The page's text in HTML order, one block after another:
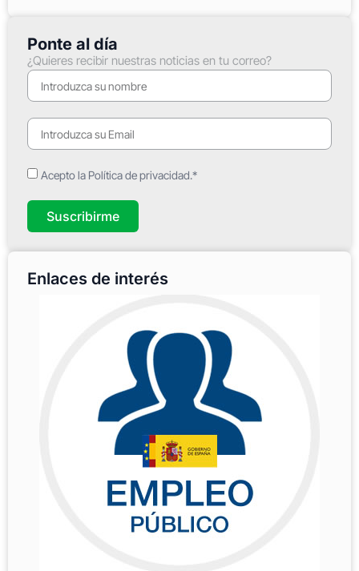
Ponte al día
¿Quieres recibir nuestras noticias en tu correo?
Acepto la Política de privacidad.*
Suscribirme
Enlaces de interés